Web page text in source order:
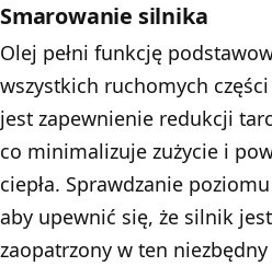
Smarowanie silnika
Olej pełni funkcję
wszystkich ruchomych
jest zapewnienie redukcji
co minimalizuje zużycie i
ciepła. Sprawdzanie
aby upewnić się, że silnik
zaopatrzony w ten niezbędny